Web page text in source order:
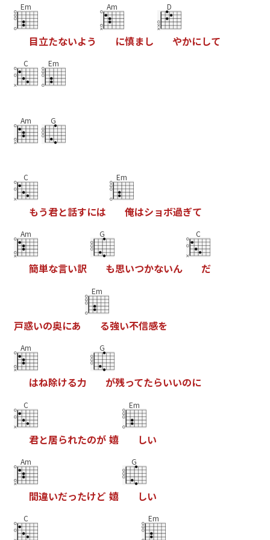
Em
目立たないよう
Am
に慎まし
D
やかにして
C Em
Am G
C
もう君と話すには
Em
俺はショボ過ぎて
Am
簡単な言い訳
G
も思いつかないん
C
だ
戸惑いの奥にあ
Em
る強い不信感を
Am
はね除ける力
G
が残ってたらいいのに
C
君と居られたのが 嬉
Em
しい
Am
間違いだったけど 嬉
G
しい
C Em